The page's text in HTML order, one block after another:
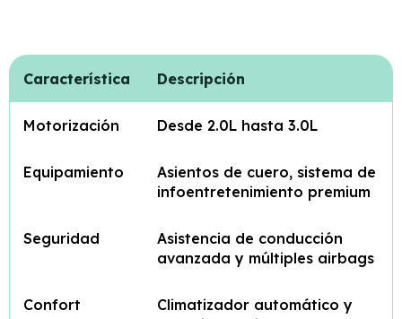
Característica Descripción
Motorización Desde 2.0L hasta 3.0L
Equipamiento
Asientos de cuero, sistema de
infoentretenimiento premium
Seguridad
Asistencia de conducción
avanzada y múltiples airbags
Confort
Climatizador automático y